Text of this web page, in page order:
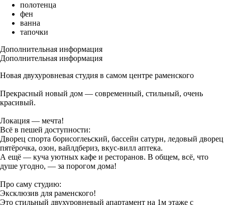
полотенца
фен
ванна
тапочки
Дополнительная информация
Дополнительная информация
Новая двухуровневая студия в самом центре раменского
Прекрасный новый дом — современный, стильный, очень
красивый.
Локация — мечта!
Всё в пешей доступности:
Дворец спорта борисоглеьский, бассейн сатурн, ледовый дворец
пятёрочка, озон, вайлдбериз, вкус-вилл аптека.
А ещё — куча уютных кафе и ресторанов. В общем, всё, что
душе угодно, — за порогом дома!
Про саму студию:
Эксклюзив для раменского!
Это стильный двухуровневый апартамент на 1м этаже с